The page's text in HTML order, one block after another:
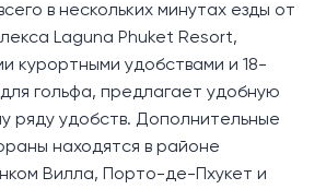
в нескольких минутах езды от
Laguna Phuket Resort,
курортными удобствами и 18-
гольфа, предлагает удобную
ряду удобств. Дополнительные
находятся в районе
Вилла, Порто-де-Пхукет и